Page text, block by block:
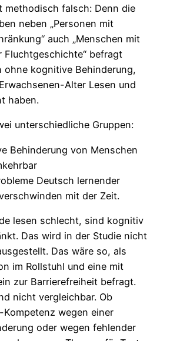
methodisch falsch: Denn die
neben „Personen mit
auch „Menschen mit
befragt
ohne kognitive Behinderung,
Alter Lesen und
haben.
unterschiedliche Gruppen:
Behinderung von Menschen
Deutsch lernender
mit der Zeit.
lesen schlecht, sind kognitiv
Das wird in der Studie nicht
Das wäre so, als
im Rollstuhl und eine mit
zur Barrierefreiheit befragt.
nicht vergleichbar. Ob
Kompetenz wegen einer
oder wegen fehlender